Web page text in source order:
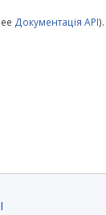
Документація API).